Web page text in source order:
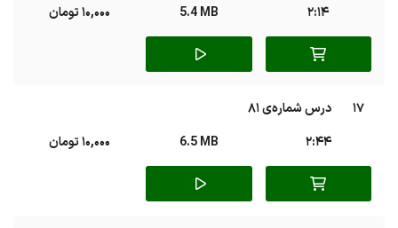
2:14
5.4 MB 10,000 تومان
17
درس شماره‌ی 81
2:44
6.5 MB 10,000 تومان